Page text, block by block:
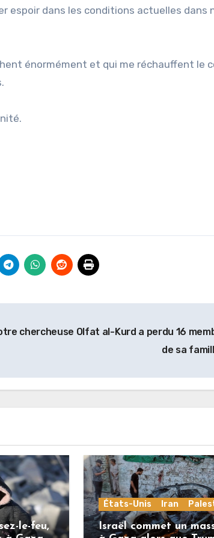
espoir dans les conditions actuelles dans
énormément et qui me réchauffent le
chercheuse Olfat al-Kurd a perdu 16
de sa
le-feu,
États-Unis Iran
Israël commet un